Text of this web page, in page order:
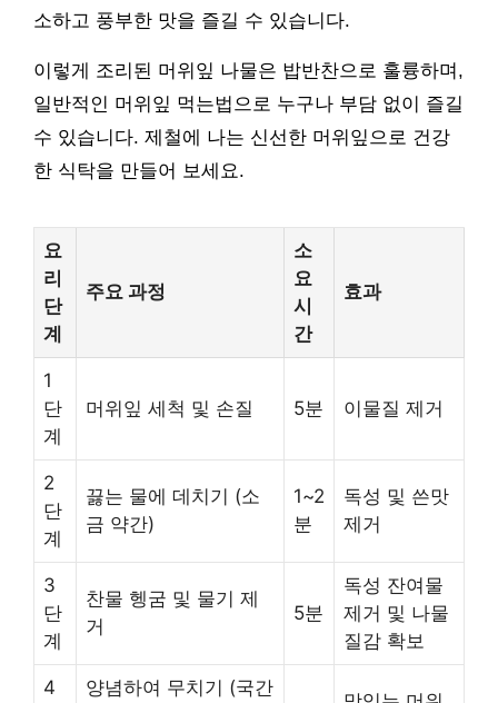
소하고 풍부한 맛을 즐길 수 있습니다.
이렇게 조리된 머위잎 나물은 밥반찬으로 훌륭하며,
일반적인 머위잎 먹는법으로 누구나 부담 없이 즐길
수 있습니다. 제철에 나는 신선한 머위잎으로 건강
한 식탁을 만들어 보세요.
요
리
단
계
주요 과정
소
요
시
간
효과
1
단
계
머위잎 세척 및 손질 5분 이물질 제거
2
단
계
끓는 물에 데치기 (소
금 약간)
1~2
분
독성 및 쓴맛
제거
3
단
계
찬물 헹굼 및 물기 제
거
5분
독성 잔여물
제거 및 나물
질감 확보
4 양념하여 무치기 (국간